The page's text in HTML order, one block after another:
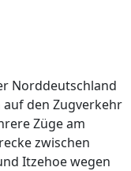
Norddeutschland
den Zugverkehr
Züge am
zwischen
Itzehoe wegen